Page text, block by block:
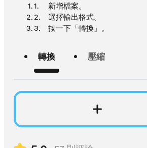
新增檔案。
選擇輸出格式。
按一下「轉換」。
轉換 壓縮